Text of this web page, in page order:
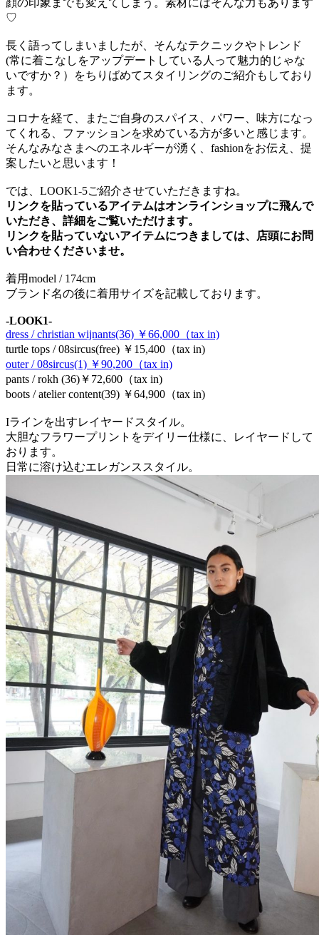
♡
長く語ってしまいましたが、そんなテクニックやトレンド
(常に着こなしをアップデートしている人って魅力的じゃな
いですか？）をちりばめてスタイリングのご紹介もしており
ます。
コロナを経て、またご自身のスパイス、パワー、味方になっ
てくれる、ファッションを求めている方が多いと感じます。
そんなみなさまへのエネルギーが湧く、fashionをお伝え、提
案したいと思います！
では、LOOK1-5ご紹介させていただきますね。
リンクを貼っているアイテムはオンラインショップに飛んで
いただき、詳細をご覧いただけます。
リンクを貼っていないアイテムにつきましては、店頭にお問
い合わせくださいませ。
着用model / 174cm
ブランド名の後に着用サイズを記載しております。
-LOOK1-
dress / christian wijnants(36) ￥66,000（tax in)
turtle tops / 08sircus(free) ￥15,400（tax in)
outer / 08sircus(1) ￥90,200（tax in)
pants / rokh (36) ￥72,600（tax in)
boots / atelier content(39) ￥64,900（tax in)
Iラインを出すレイヤードスタイル。
大胆なフラワープリントをデイリー仕様に、レイヤードして
おります。
日常に溶け込むエレガンススタイル。